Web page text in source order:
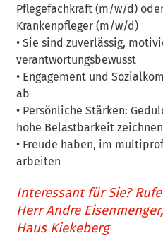
Pflegefachkraft (m/w/d)
Krankenpfleger (m/w/d)
• Sie sind zuverlässig,
verantwortungsbewusst
• Engagement und
ab
• Persönliche Stärken:
hohe Belastbarkeit
• Freude haben, im
arbeiten
Interessant für Sie?
Herr Andre
Haus Kiekeberg